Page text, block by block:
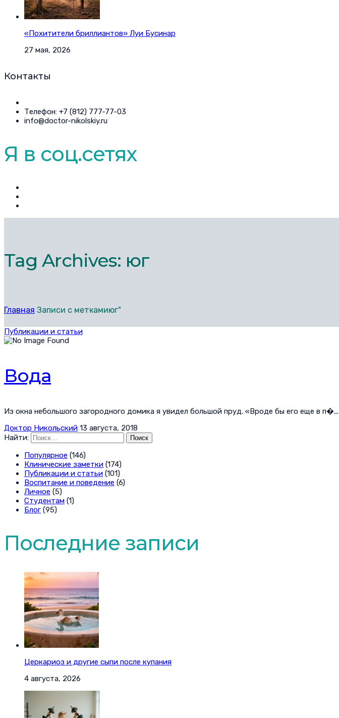
«Похитители бриллиантов» Луи Бусинар
27 мая, 2026
Контакты
Телефон: +7 (812) 777-77-03
info@doctor-nikolskiy.ru
Я в соц.сетях
Tag Archives: юг
Главная Записи с меткамиюг"
Публикации и статьи
Вода
Из окна небольшого загородного домика я увидел большой пруд. «Вроде бы его еще в п�...
Доктор Никольский 13 августа, 2018
Найти:
Популярное (146)
Клинические заметки (174)
Публикации и статьи (101)
Воспитание и поведение (6)
Личное (5)
Студентам (1)
Блог (95)
Последние записи
Церкариоз и другие сыпи после купания
4 августа, 2026